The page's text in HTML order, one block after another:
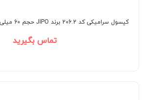
کپسول سرامیکی کد 206.2 برند JIPO حجم 60 میلی لیتر
تماس بگیرید